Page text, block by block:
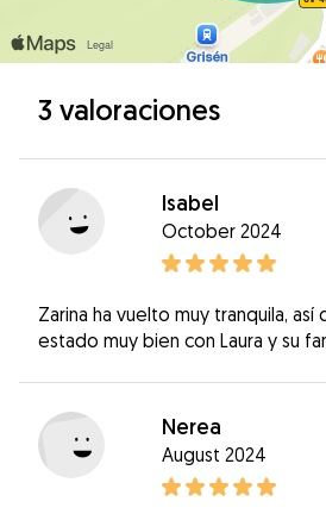
3 valoraciones
Isabel
October 2024
Zarina ha vuelto muy tranquila,
estado muy bien con Laura y su
Nerea
August 2024